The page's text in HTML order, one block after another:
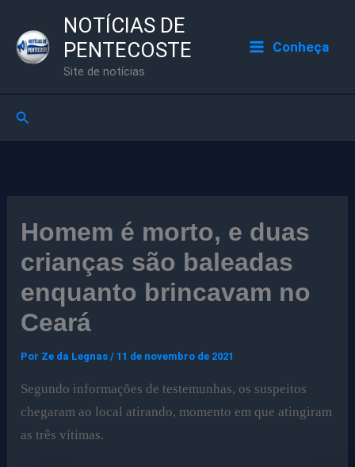
para
NOTÍCIAS DE
PENTECOSTE
Site de notícias
Conheça
Pesquisar
Homem é morto, e duas
crianças são baleadas
enquanto brincavam no
Ceará
Por Ze da Legnas/ 11 de novembro de 2021
Segundo informações de testemunhas, os suspeitos
chegaram ao local atirando, momento em que atingiram
as três vítimas.